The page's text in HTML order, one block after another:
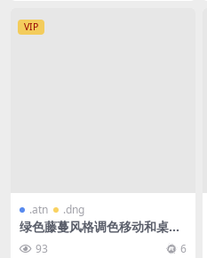
VIP
.atn .dng
绿色藤蔓风格调色移动和桌面
Lightroom预设
93 6